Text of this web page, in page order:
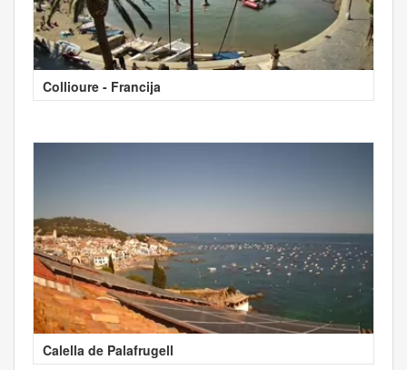
Collioure - Francija
Calella de Palafrugell